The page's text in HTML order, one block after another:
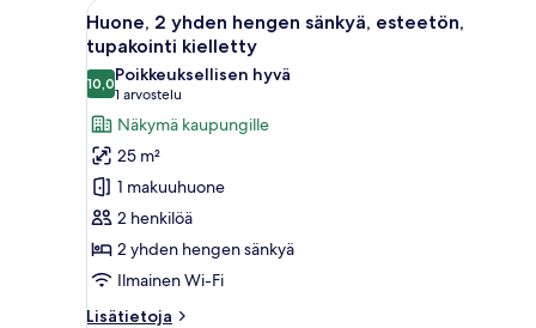
Avaa
kaikki
huonetyypin
Huone,
2
yhden
hengen
sänkyä,
esteetön,
tupakointi
kielletty
kuvat
Hotellihuone, jossa on kaksi
14
Huone, 2 yhden hengen sänkyä, esteetön,
tupakointi kielletty
10,010,0 kautta 10
Poikkeuksellisen hyvä
1 arvostelu
(1
arvostelu)
Näkymä kaupungille
25 m²
1 makuuhuone
2 henkilöä
2 yhden hengen sänkyä
Ilmainen Wi-Fi
Lisätietoja
Lisätietoja